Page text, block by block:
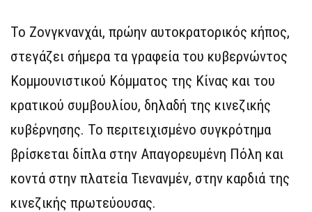
Το Ζονγκνανχάι, πρώην αυτοκρατορικός κήπος,
στεγάζει σήμερα τα γραφεία του κυβερνώντος
Κομμουνιστικού Κόμματος της Κίνας και του
κρατικού συμβουλίου, δηλαδή της κινεζικής
κυβέρνησης. Το περιτειχισμένο συγκρότημα
βρίσκεται δίπλα στην Απαγορευμένη Πόλη και
κοντά στην πλατεία Τιενανμέν, στην καρδιά της
κινεζικής πρωτεύουσας.